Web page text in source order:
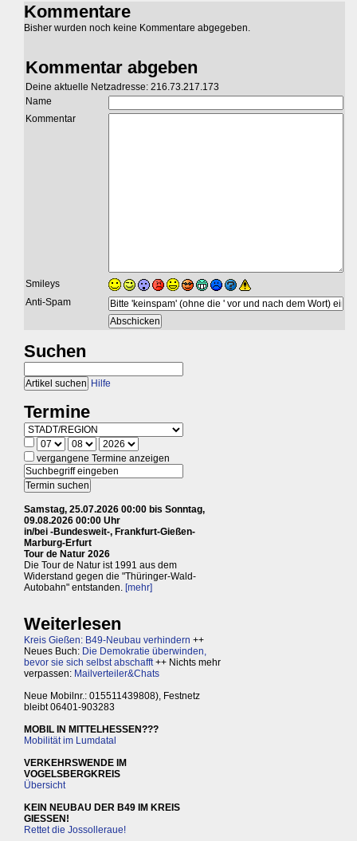
Kommentare
Bisher wurden noch keine Kommentare abgegeben.
Kommentar abgeben
Deine aktuelle Netzadresse: 216.73.217.173
Name
Kommentar
Smileys
Anti-Spam
Suchen
Hilfe
Termine
vergangene Termine anzeigen
Samstag, 25.07.2026 00:00 bis Sonntag,
09.08.2026 00:00 Uhr
in/bei -Bundesweit-, Frankfurt-Gießen-
Marburg-Erfurt
Tour de Natur 2026
Die Tour de Natur ist 1991 aus dem
Widerstand gegen die "Thüringer-Wald-
Autobahn" entstanden. [mehr]
Weiterlesen
Kreis Gießen: B49-Neubau verhindern ++
Neues Buch: Die Demokratie überwinden,
bevor sie sich selbst abschafft++ Nichts mehr
verpassen: Mailverteiler&Chats
Neue Mobilnr.: 015511439808), Festnetz
bleibt 06401-903283
MOBIL IN MITTELHESSEN???
Mobilität im Lumdatal
VERKEHRSWENDE IM
VOGELSBERGKREIS
Übersicht
KEIN NEUBAU DER B49 IM KREIS
GIESSEN!
Rettet die Jossolleraue!